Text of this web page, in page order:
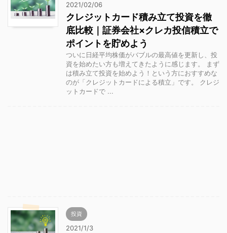
2021/02/06
クレジットカード積み立て投資を徹
底比較｜証券会社×クレカ投信積立で
ポイントを貯めよう
ついに日経平均株価がバブルの最高値を更新し、投
資を始めたい方も増えてきたように感じます。 まず
は積み立て投資を始めよう！という方におすすめな
のが「クレジットカードによる積立」です。 クレジ
ットカードで ...
投資
2021/1/3